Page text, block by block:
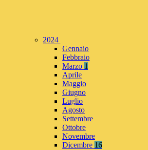
2024
Gennaio
Febbraio
Marzo 1
Aprile
Maggio
Giugno
Luglio
Agosto
Settembre
Ottobre
Novembre
Dicembre 16